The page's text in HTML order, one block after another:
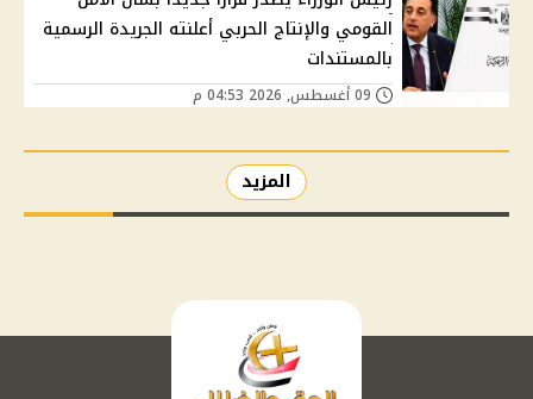
القومي والإنتاج الحربي أعلنته الجريدة الرسمية
بالمستندات
المزيد